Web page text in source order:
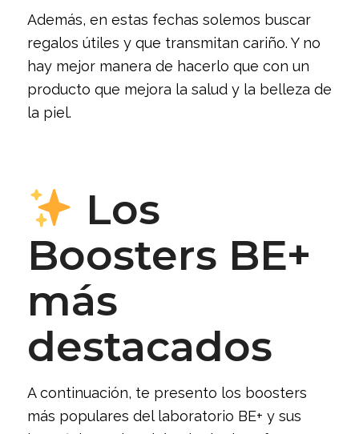
Además, en estas fechas solemos buscar
regalos útiles y que transmitan cariño. Y no
hay mejor manera de hacerlo que con un
producto que mejora la salud y la belleza de
la piel.
Los
Boosters BE+
más
destacados
A continuación, te presento los boosters
más populares del laboratorio BE+ y sus